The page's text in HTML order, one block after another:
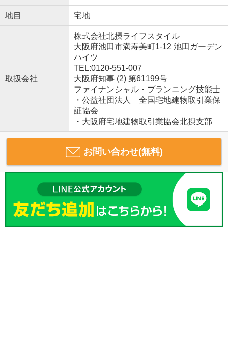
地目 宅地
取扱会社
株式会社北摂ライフスタイル
大阪府池田市満寿美町1-12 池田ガーデン
ハイツ
TEL:0120-551-007
大阪府知事 (2) 第61199号
ファイナンシャル・プランニング技能士
・公益社団法人 全国宅地建物取引業保
証協会
・大阪府宅地建物取引業協会北摂支部
お問い合わせ(無料)